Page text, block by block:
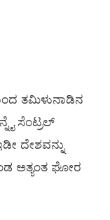
ತಮಿಳುನಾಡಿನ
ಸೆಂಟ್ರಲ್
ದೇಶವನ್ನು
ಅತ್ಯಂತ ಘೋರ